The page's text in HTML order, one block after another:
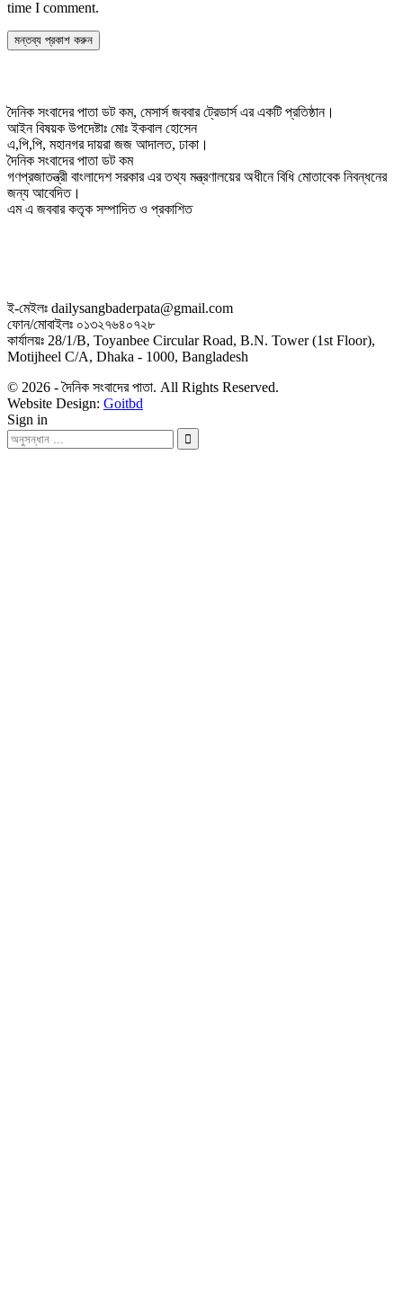
time I comment.
দৈনিক সংবাদের পাতা ডট কম, মেসার্স জববার ট্রেডার্স এর একটি প্রতিষ্ঠান।
আইন বিষয়ক উপদেষ্টাঃ মোঃ ইকবাল হোসেন
এ,পি,পি, মহানগর দায়রা জজ আদালত, ঢাকা।
দৈনিক সংবাদের পাতা ডট কম
গণপ্রজাতন্ত্রী বাংলাদেশ সরকার এর তথ্য মন্ত্রণালয়ের অধীনে বিধি মোতাবেক নিবন্ধনের
জন্য আবেদিত।
এম এ জববার কতৃক সম্পাদিত ও প্রকাশিত
ই-মেইলঃ dailysangbaderpata@gmail.com
ফোন/মোবাইলঃ ০১৩২৭৬৪০৭২৮
কার্যালয়ঃ 28/1/B, Toyanbee Circular Road, B.N. Tower (1st Floor),
Motijheel C/A, Dhaka - 1000, Bangladesh
© 2026 - দৈনিক সংবাদের পাতা. All Rights Reserved.
Website Design: Goitbd
Sign in